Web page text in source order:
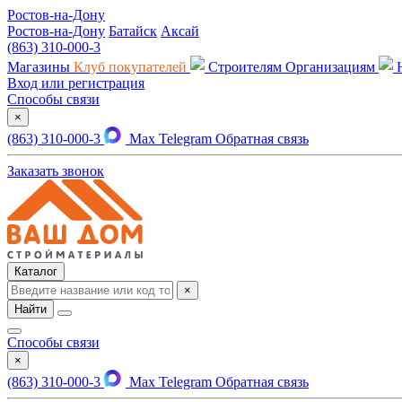
Ростов-на-Дону
Ростов-на-Дону Батайск Аксай
(863) 310-000-3
Магазины Клуб покупателей Строителям Организациям
Вход или регистрация
Способы связи
×
(863) 310-000-3 Max Telegram Обратная связь
Заказать звонок
Каталог
×
Найти
Способы связи
×
(863) 310-000-3 Max Telegram Обратная связь